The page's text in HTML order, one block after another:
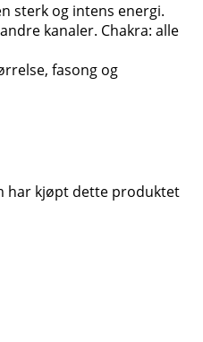
sterk og intens energi.
kanaler. Chakra: alle
fasong og
har kjøpt dette produktet